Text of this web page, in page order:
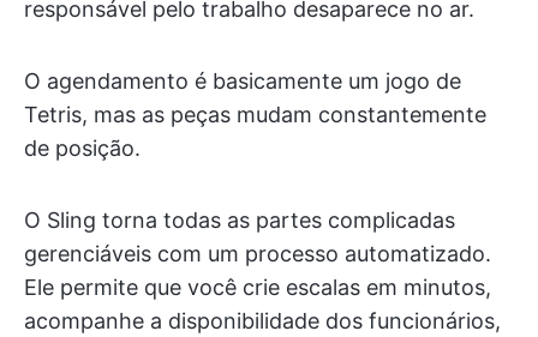
responsável pelo trabalho desaparece no ar.
O agendamento é basicamente um jogo de
Tetris, mas as peças mudam constantemente
de posição.
O Sling torna todas as partes complicadas
gerenciáveis com um processo automatizado.
Ele permite que você crie escalas em minutos,
acompanhe a disponibilidade dos funcionários,